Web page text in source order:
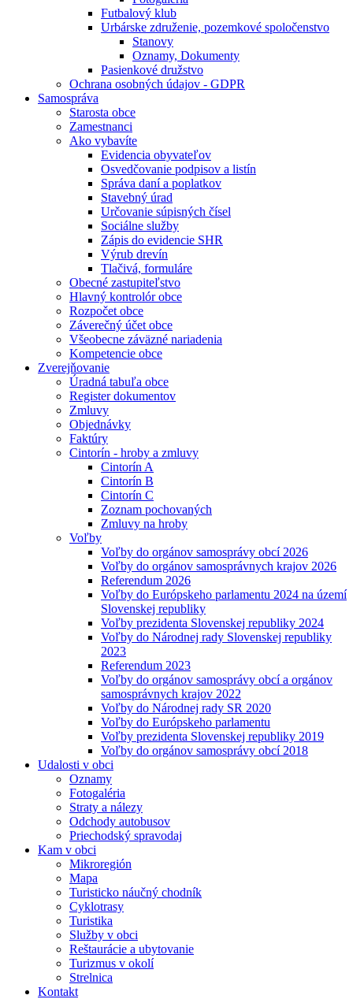
Futbalový klub
Urbárske združenie, pozemkové spoločenstvo
Stanovy
Oznamy, Dokumenty
Pasienkové družstvo
Ochrana osobných údajov - GDPR
Samospráva
Starosta obce
Zamestnanci
Ako vybavíte
Evidencia obyvateľov
Osvedčovanie podpisov a listín
Správa daní a poplatkov
Stavebný úrad
Určovanie súpisných čísel
Sociálne služby
Zápis do evidencie SHR
Výrub drevín
Tlačivá, formuláre
Obecné zastupiteľstvo
Hlavný kontrolór obce
Rozpočet obce
Záverečný účet obce
Všeobecne záväzné nariadenia
Kompetencie obce
Zverejňovanie
Úradná tabuľa obce
Register dokumentov
Zmluvy
Objednávky
Faktúry
Cintorín - hroby a zmluvy
Cintorín A
Cintorín B
Cintorín C
Zoznam pochovaných
Zmluvy na hroby
Voľby
Voľby do orgánov samosprávy obcí 2026
Voľby do orgánov samosprávnych krajov 2026
Referendum 2026
Voľby do Európskeho parlamentu 2024 na území
Slovenskej republiky
Voľby prezidenta Slovenskej republiky 2024
Voľby do Národnej rady Slovenskej republiky
2023
Referendum 2023
Voľby do orgánov samosprávy obcí a orgánov
samosprávnych krajov 2022
Voľby do Národnej rady SR 2020
Voľby do Európskeho parlamentu
Voľby prezidenta Slovenskej republiky 2019
Voľby do orgánov samosprávy obcí 2018
Udalosti v obci
Oznamy
Fotogaléria
Straty a nálezy
Odchody autobusov
Priechodský spravodaj
Kam v obci
Mikroregión
Mapa
Turisticko náučný chodník
Cyklotrasy
Turistika
Služby v obci
Reštaurácie a ubytovanie
Turizmus v okolí
Strelnica
Kontakt